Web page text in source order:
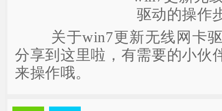
关于win7更新无线网卡驱
分享到这里啦，有需要的小伙
来操作哦。